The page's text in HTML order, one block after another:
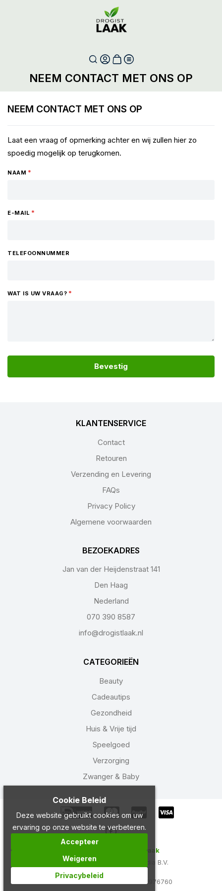
NEEM CONTACT MET ONS OP
NEEM CONTACT MET ONS OP
Laat een vraag of opmerking achter en wij zullen hier zo
spoedig mogelijk op terugkomen.
NAAM
E-MAIL
TELEFOONNUMMER
WAT IS UW VRAAG?
Bevestig
KLANTENSERVICE
Contact
Retouren
Verzending en Levering
FAQs
Privacy Policy
Algemene voorwaarden
BEZOEKADRES
Jan van der Heijdenstraat 141
Den Haag
Nederland
070 390 8587
info@drogistlaak.nl
CATEGORIEËN
Beauty
Cadeautips
Gezondheid
Huis & Vrije tijd
Speelgoed
Verzorging
Zwanger & Baby
Copyright 2024 Drogist Laak
Ontwikkeld door
Best4u Media B.V.
BTW NL858924882B01 KVK 71976760
Cookie Beleid
Deze website gebruikt cookies om uw
ervaring op onze website te verbeteren.
Accepteer
Weigeren
Privacybeleid